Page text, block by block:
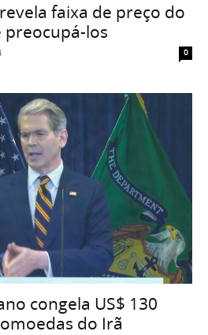
faixa de preço do
preocupá-los
0
congela US$ 130
do Irã